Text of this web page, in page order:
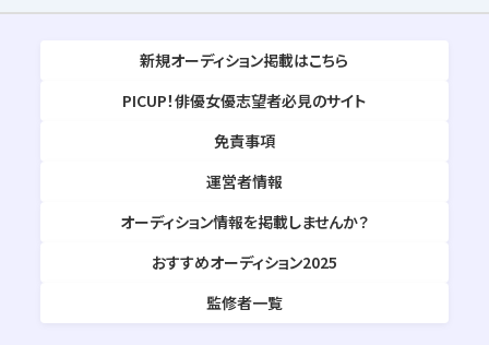
新規オーディション掲載はこちら
PICUP！俳優女優志望者必見のサイト
免責事項
運営者情報
オーディション情報を掲載しませんか？
おすすめオーディション2025
監修者一覧